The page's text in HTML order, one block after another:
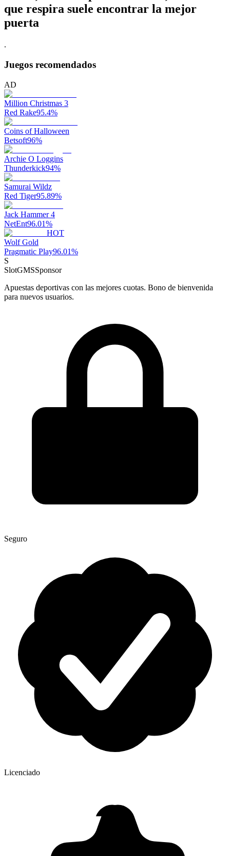
que respira suele encontrar la mejor
puerta
.
Juegos recomendados
AD
Million Christmas 3
Red Rake95.4%
Coins of Halloween
Betsoft96%
Archie O Loggins
Thunderkick94%
Samurai Wildz
Red Tiger95.89%
Jack Hammer 4
NetEnt96.01%
HOT
Wolf Gold
Pragmatic Play96.01%
S
SlotGMSSponsor
Apuestas deportivas con las mejores cuotas. Bono de bienvenida
para nuevos usuarios.
Seguro
Licenciado